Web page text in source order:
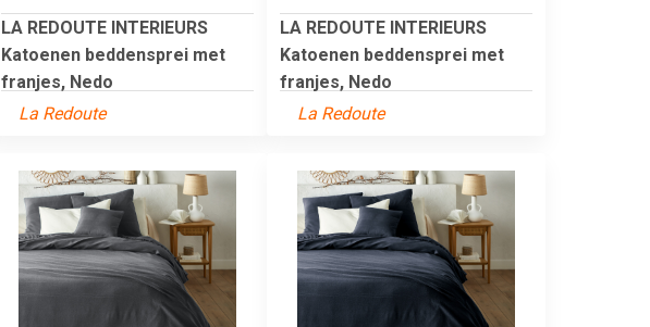
LA REDOUTE INTERIEURS
Katoenen beddensprei met
franjes, Nedo
La Redoute
LA REDOUTE INTERIEURS
Katoenen beddensprei met
franjes, Nedo
La Redoute